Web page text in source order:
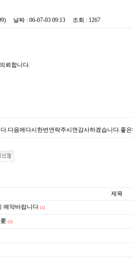
날짜 : 06-07-03 09:13 조회 : 1267
뢰합니다.
.다음에다시한번연락주시면감사하겠습니다.좋
제목
예약바랍니다 (1)
(1)